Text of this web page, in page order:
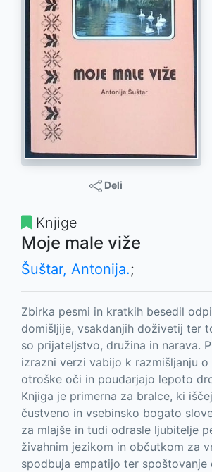
Deli
Knjige
Moje male viže
Šuštar, Antonija.;
Zbirka pesmi in kratkih besedil
domišljije, vsakdanjih doživetij ter
so prijateljstvo, družina in narava.
izrazni verzi vabijo k razmišljanju
otroške oči in poudarjajo lepoto
Knjiga je primerna za bralce, ki
čustveno in vsebinsko bogato
za mlajše in tudi odrasle ljubitelje
živahnim jezikom in občutkom za
spodbuja empatijo ter spoštovanje